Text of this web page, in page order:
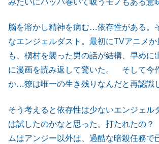
脳を溶かし精神を病む…依存性がある。
なエンジェルダスト。最初にTVアニメ
も、槇村を襲った男の話が結構、早めに
に漫画を読み返して驚いた。 そして今
か…獠は唯一の生き残りなんだと再認識
そう考えると依存性は少ないエンジェル
は試したのかなと思った。打たれたの
ムはアンジー以外は、過酷な暗殺任務で